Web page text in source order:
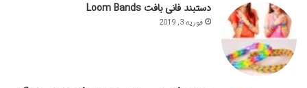
دستبند فانی بافت Loom Bands
فوریه 3, 2019